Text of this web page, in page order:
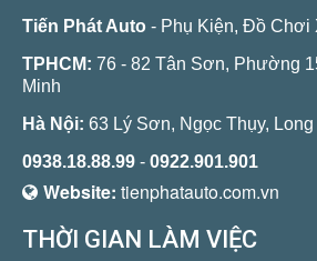
Tiến Phát Auto - Phụ Kiện, Đồ Chơi
TPHCM: 76 - 82 Tân Sơn, Phường
Minh
Hà Nội: 63 Lý Sơn, Ngọc Thụy,
0938.18.88.99 - 0922.901.901
Website: tienphatauto.com.vn
THỜI GIAN LÀM VIỆC